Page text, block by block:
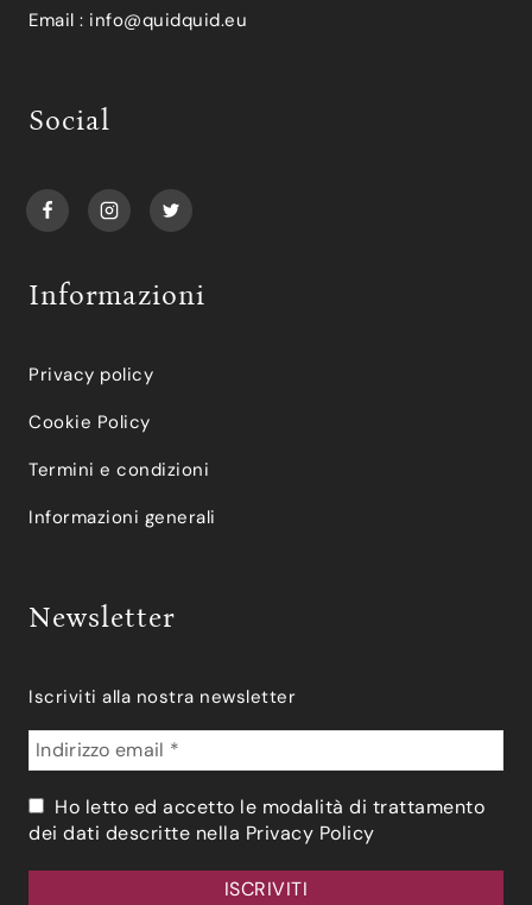
Email : info@quidquid.eu
Social
Informazioni
Privacy policy
Cookie Policy
Termini e condizioni
Informazioni generali
Newsletter
Iscriviti alla nostra newsletter
Ho letto ed accetto le modalità di trattamento
dei dati descritte nella Privacy Policy